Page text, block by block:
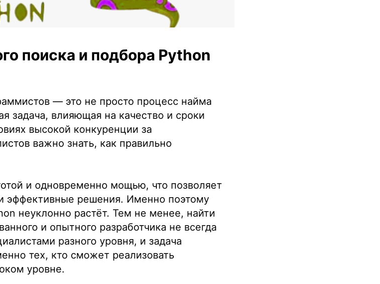
поиска и подбора Python
— это не просто процесс найма
задача, влияющая на качество и сроки
высокой конкуренции за
важно знать, как правильно
и одновременно мощью, что позволяет
эффективные решения. Именно поэтому
неуклонно растёт. Тем не менее, найти
и опытного разработчика не всегда
разного уровня, и задача
тех, кто сможет реализовать
уровне.